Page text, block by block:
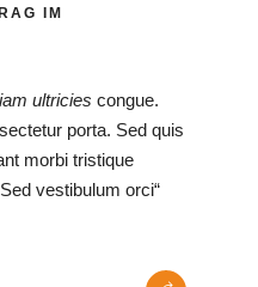
IM
ultricies congue.
porta. Sed quis
morbi tristique
vestibulum orci“